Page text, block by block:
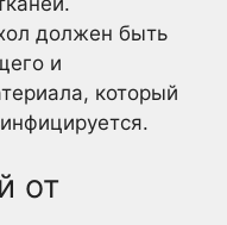
должен быть
и
который
от